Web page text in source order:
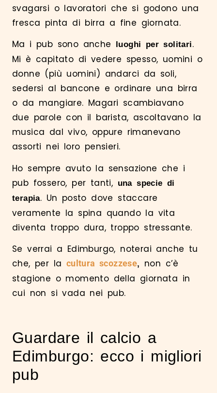
svagarsi o lavoratori che si godono una
fresca pinta di birra a fine giornata.
Ma i pub sono anche
luoghi per solitari.
Mi è capitato di vedere spesso, uomini o
donne (più uomini) andarci da soli,
sedersi al bancone e ordinare una birra
o da mangiare. Magari scambiavano
due parole con il barista, ascoltavano la
musica dal vivo, oppure rimanevano
assorti nei loro pensieri.
Ho sempre avuto la sensazione che i
pub fossero, per tanti, una specie di
terapia. Un posto dove staccare
veramente la spina quando la vita
diventa troppo dura, troppo stressante.
Se verrai a Edimburgo, noterai anche tu
che, per la cultura scozzese,
non c’è
stagione o momento della giornata in
cui non si vada nei pub.
Guardare il calcio a
Edimburgo: ecco i migliori
pub